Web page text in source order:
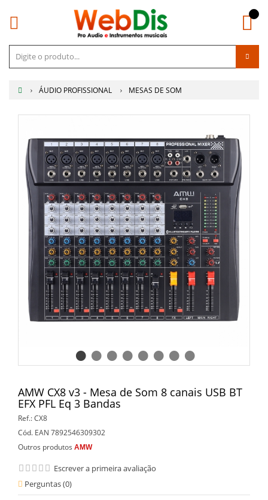
ÁUDIO PROFISSIONAL MESAS DE SOM
AMW CX8 v3 - Mesa de Som 8 canais USB BT
EFX PFL Eq 3 Bandas
Ref.:CX8
Cód. EAN 7892546309302
Outros produtos AMW
Escrever a primeira avaliação
Perguntas (0)